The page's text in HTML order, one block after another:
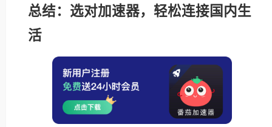
总结：选对加速器，轻松连接国内生
活